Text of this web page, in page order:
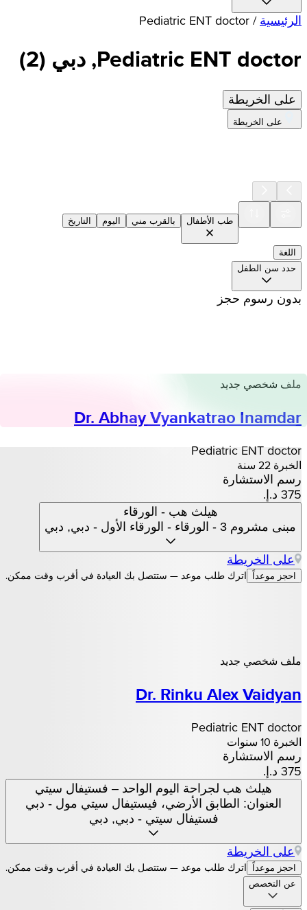
الرئيسية/
Pediatric ENT doctor
Pediatric ENT doctor, دبي (
2
)
على الخريطة
على الخريطة
طب الأطفال بالقرب مني اليوم التاريخ
اللغة
حدد سن الطفل
بدون رسوم حجز
ملف شخصي جديد
Dr. Abhay Vyankatrao Inamdar
Pediatric ENT doctor
الخبرة 22 سنة
رسم الاستشارة
هيلث هب - الورقاء
مبنى مشروم 3 - الورقاء - الورقاء الأول - دبي, دبي
على الخريطة
احجز موعداً اترك طلب موعد — ستتصل بك العيادة في أقرب وقت ممكن.
ملف شخصي جديد
Dr. Rinku Alex Vaidyan
Pediatric ENT doctor
الخبرة 10 سنوات
رسم الاستشارة
هيلث هب لجراحة اليوم الواحد – فستيفال سيتي
العنوان: الطابق الأرضي، فيستيفال سيتي مول - دبي
فستيفال سيتي - دبي, دبي
على الخريطة
احجز موعداً اترك طلب موعد — ستتصل بك العيادة في أقرب وقت ممكن.
عن التخصص